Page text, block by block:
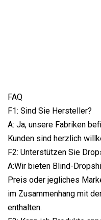
FAQ
F1: Sind Sie Hersteller?
A: Ja, unsere Fabriken
Kunden sind herzlich
F2: Unterstützen Sie
A:Wir bieten Blind-
Preis oder jegliches
im Zusammenhang mit
enthalten.